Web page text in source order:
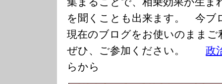
を聞くことも出来ます。 今ブ
現在のブログをお使いのまま
ぜひ、ご参加ください。政
らから